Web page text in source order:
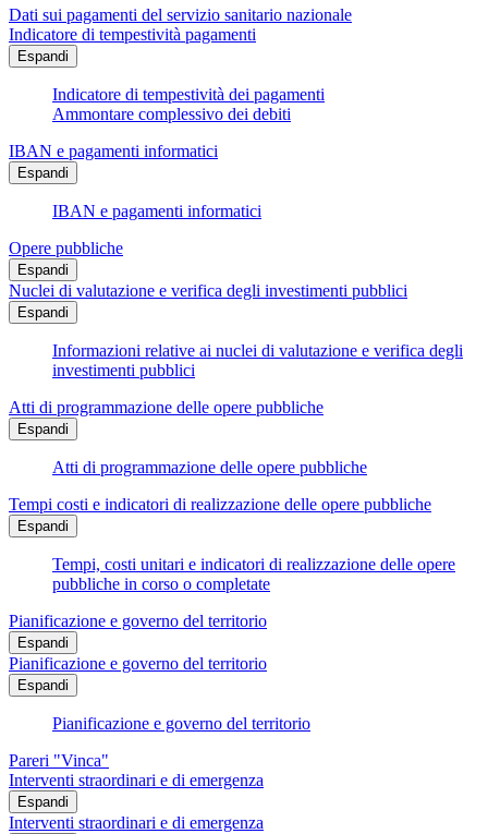
Dati sui pagamenti del servizio sanitario nazionale
Indicatore di tempestività pagamenti
Espandi
Indicatore di tempestività dei pagamenti
Ammontare complessivo dei debiti
IBAN e pagamenti informatici
Espandi
IBAN e pagamenti informatici
Opere pubbliche
Espandi
Nuclei di valutazione e verifica degli investimenti pubblici
Espandi
Informazioni relative ai nuclei di valutazione e verifica degli
investimenti pubblici
Atti di programmazione delle opere pubbliche
Espandi
Atti di programmazione delle opere pubbliche
Tempi costi e indicatori di realizzazione delle opere pubbliche
Espandi
Tempi, costi unitari e indicatori di realizzazione delle opere
pubbliche in corso o completate
Pianificazione e governo del territorio
Espandi
Pianificazione e governo del territorio
Espandi
Pianificazione e governo del territorio
Pareri "Vinca"
Interventi straordinari e di emergenza
Espandi
Interventi straordinari e di emergenza